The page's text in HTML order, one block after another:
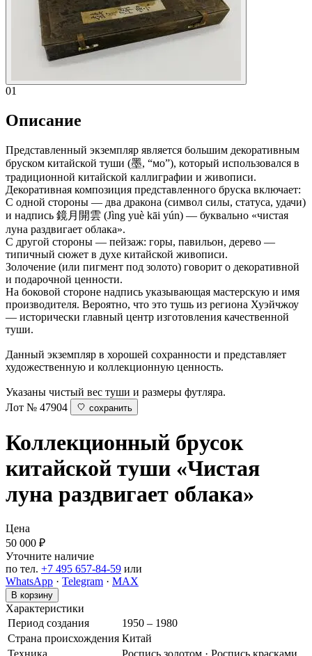
01
Описание
Представленный экземпляр является большим декоративным
бруском китайской туши (墨, “мо”), который использовался в
традиционной китайской каллиграфии и живописи.
Декоративная композиция представленного бруска включает:
С одной стороны — два дракона (символ силы, статуса, удачи)
и надпись 鏡月開雲 (Jìng yuè kāi yún) — буквально «чистая
луна раздвигает облака».
С другой стороны — пейзаж: горы, павильон, дерево —
типичный сюжет в духе китайской живописи.
Золочение (или пигмент под золото) говорит о декоративной
и подарочной ценности.
На боковой стороне надпись указывающая мастерскую и имя
производителя. Вероятно, что это тушь из региона Хуэйчжоу
— исторически главный центр изготовления качественной
туши.
Данный экземпляр в хорошей сохранности и представляет
художественную и коллекционную ценность.
Указаны чистый вес туши и размеры футляра.
Лот № 47904
сохранить
Коллекционный брусок
китайской туши «Чистая
луна раздвигает облака»
Цена
50 000 ₽
Уточните наличие
по тел. +7 495 657-84-59 или
WhatsApp · Telegram · MAX
В корзину
Характеристики
Период создания
1950 – 1980
Страна происхождения Китай
Техника
Роспись золотом · Роспись красками